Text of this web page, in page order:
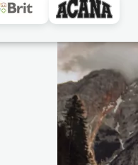
Bezmaksas piegāde no